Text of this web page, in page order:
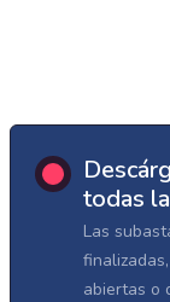
todas
Las
abiertas o